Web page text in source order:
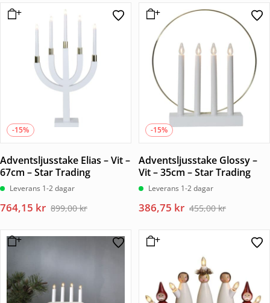
priset
var:
priset
är:
priset
var:
799,00 kr.
priset
är:
679,15 kr.
-15%
Adventsljusstake Elias – Vit –
67cm – Star Trading
Leverans 1-2 dagar
899,00kr
Det
priset
var:
764,15 kr
Det
priset
är:
-15%
Adventsljusstake Glossy –
Vit – 35cm – Star Trading
Leverans 1-2 dagar
455,00kr
Det
priset
var:
386,75 kr
Det
priset
är: